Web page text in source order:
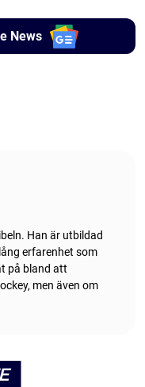
News
Han är utbildad
erfarenhet som
på bland att
men även om